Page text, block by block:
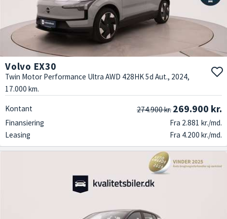
Volvo EX30
Twin Motor Performance Ultra AWD 428HK 5d Aut., 2024,
17.000 km.
Kontant 274.900 kr. 269.900 kr.
Finansiering
Fra 2.881 kr./md.
Leasing
Fra 4.200 kr./md.